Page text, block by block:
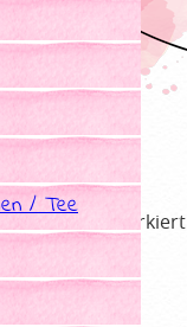
/ Tee
markiert